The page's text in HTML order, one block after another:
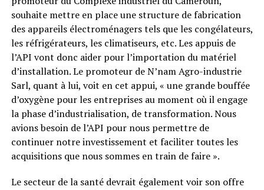
souhaite mettre en place une structure de fabrication
des appareils électroménagers tels que les congélateurs,
les réfrigérateurs, les climatiseurs, etc. Les appuis de
l’API vont donc aider pour l’importation du matériel
d’installation. Le promoteur de N’nam Agro-industrie
Sarl, quant à lui, voit en cet appui, « une grande bouffée
d’oxygène pour les entreprises au moment où il engage
la phase d’industrialisation, de transformation. Nous
avions besoin de l’API pour nous permettre de
continuer notre investissement et faciliter toutes les
acquisitions que nous sommes en train de faire ».
Le secteur de la santé devrait également voir son offre